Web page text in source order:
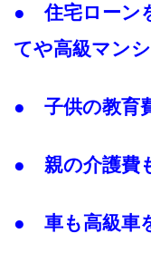
● 住宅ローン
てや高級マン
● 子供の教育
● 親の介護費
● 車も高級車